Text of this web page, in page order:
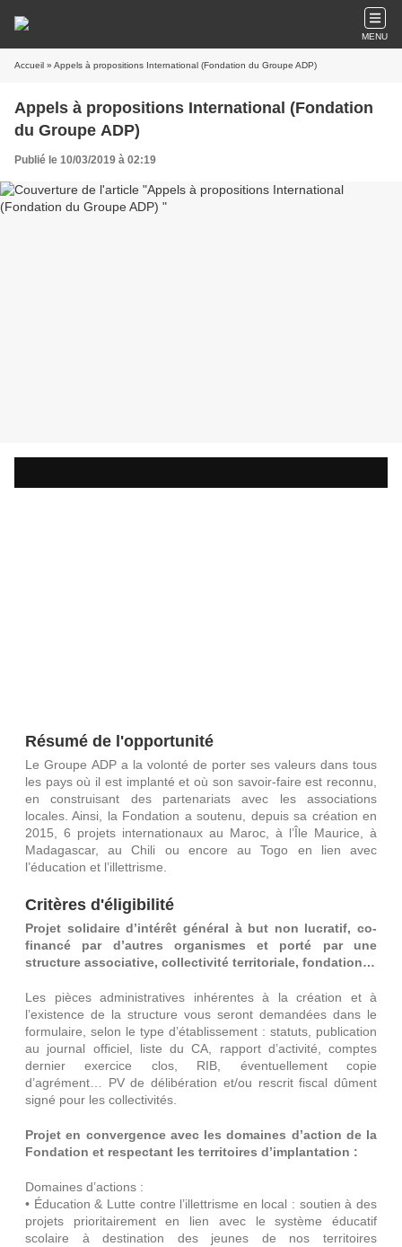
MENU
Accueil » Appels à propositions International (Fondation du Groupe ADP)
Appels à propositions International (Fondation
du Groupe ADP)
Publié le 10/03/2019 à 02:19
Résumé de l'opportunité
Le Groupe ADP a la volonté de porter ses valeurs dans tous
les pays où il est implanté et où son savoir-faire est reconnu,
en construisant des partenariats avec les associations
locales. Ainsi, la Fondation a soutenu, depuis sa création en
2015, 6 projets internationaux au Maroc, à l’Île Maurice, à
Madagascar, au Chili ou encore au Togo en lien avec
l’éducation et l’illettrisme.
Critères d'éligibilité
Projet solidaire d’intérêt général à but non lucratif, co-
financé par d’autres organismes et porté par une
structure associative, collectivité territoriale, fondation…
Les pièces administratives inhérentes à la création et à
l’existence de la structure vous seront demandées dans le
formulaire, selon le type d’établissement : statuts, publication
au journal officiel, liste du CA, rapport d’activité, comptes
dernier exercice clos, RIB, éventuellement copie
d’agrément… PV de délibération et/ou rescrit fiscal dûment
signé pour les collectivités.
Projet en convergence avec les domaines d’action de la
Fondation et respectant les territoires d’implantation :
Domaines d’actions :
• Éducation & Lutte contre l’illettrisme en local : soutien à des
projets prioritairement en lien avec le système éducatif
scolaire à destination des jeunes de nos territoires